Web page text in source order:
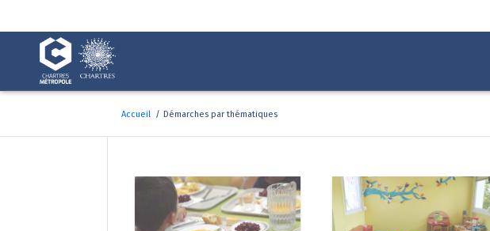
chat
Accueil / Démarches par thématiques
Démarches par thématiques